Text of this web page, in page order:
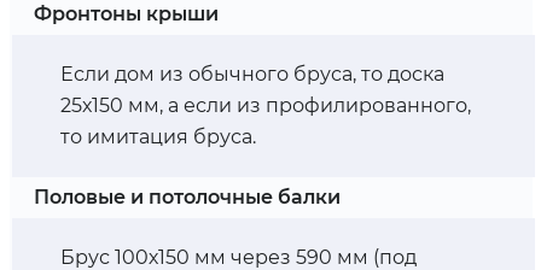
Фронтоны крыши
Если дом из обычного бруса, то доска
25х150 мм, а если из профилированного,
то имитация бруса.
Половые и потолочные балки
Брус 100х150 мм через 590 мм (под